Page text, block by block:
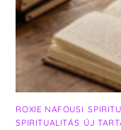
ROXIE NAFOUSI ,
SPIRITUALITÁS ÚJ